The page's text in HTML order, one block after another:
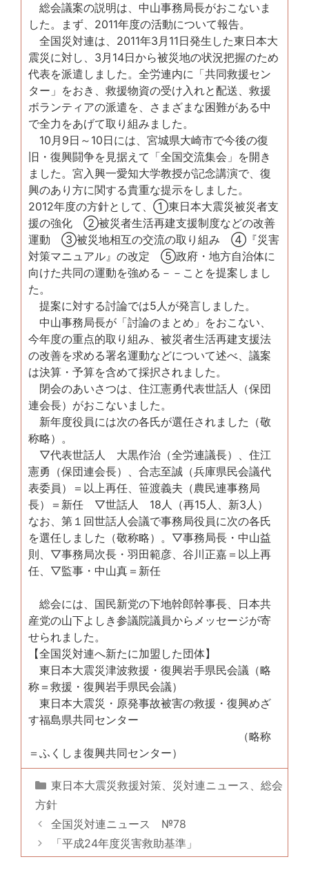
総会議案の説明は、中山事務局長がおこないま
した。まず、2011年度の活動について報告。
全国災対連は、2011年3月11日発生した東日本大
震災に対し、3月14日から被災地の状況把握のため
代表を派遣しました。全労連内に「共同救援セン
ター」をおき、救援物資の受け入れと配送、救援
ボランティアの派遣を、さまざまな困難がある中
で全力をあげて取り組みました。
10月9日～10日には、宮城県大崎市で今後の復
旧・復興闘争を見据えて「全国交流集会」を開き
ました。宮入興一愛知大学教授が記念講演で、復
興のあり方に関する貴重な提示をしました。
2012年度の方針として、①東日本大震災被災者支
援の強化 ②被災者生活再建支援制度などの改善
運動 ③被災地相互の交流の取り組み ④『災害
対策マニュアル』の改定 ⑤政府・地方自治体に
向けた共同の運動を強める－－ことを提案しまし
た。
提案に対する討論では5人が発言しました。
中山事務局長が「討論のまとめ」をおこない、
今年度の重点的取り組み、被災者生活再建支援法
の改善を求める署名運動などについて述べ、議案
は決算・予算を含めて採択されました。
閉会のあいさつは、住江憲勇代表世話人（保団
連会長）がおこないました。
新年度役員には次の各氏が選任されました（敬
称略）。
▽代表世話人 大黒作治（全労連議長）、住江
憲勇（保団連会長）、合志至誠（兵庫県民会議代
表委員）＝以上再任、笹渡義夫（農民連事務局
長）＝新任 ▽世話人 18人（再15人、新3人）
なお、第１回世話人会議で事務局役員に次の各氏
を選任しました（敬称略）。▽事務局長・中山益
則、▽事務局次長・羽田範彦、谷川正嘉＝以上再
任、▽監事・中山真＝新任
総会には、国民新党の下地幹郎幹事長、日本共
産党の山下よしき参議院議員からメッセージが寄
せられました。
【全国災対連へ新たに加盟した団体】
東日本大震災津波救援・復興岩手県民会議（略
称＝救援・復興岩手県民会議）
東日本大震災・原発事故被害の救援・復興めざ
す福島県共同センター
（略称
＝ふくしま復興共同センター）
カ
テ
ゴ
リ
東日本大震災救援対策、 災対連ニュース 、 総会
方針
全国災対連ニュース №78
「平成24年度災害救助基準」